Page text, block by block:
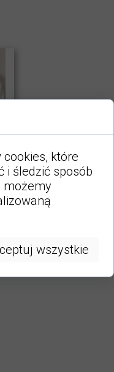
które
i śledzić sposób
możemy
wszystkie